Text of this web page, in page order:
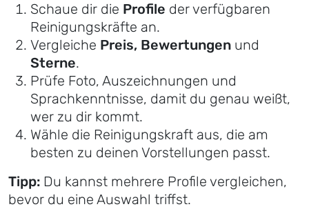
Schaue dir die Profile der verfügbaren
Reinigungskräfte an.
Vergleiche Preis, Bewertungen und
Sterne.
Prüfe Foto, Auszeichnungen und
Sprachkenntnisse, damit du genau weißt,
wer zu dir kommt.
Wähle die Reinigungskraft aus, die am
besten zu deinen Vorstellungen passt.
Tipp: Du kannst mehrere Profile vergleichen,
bevor du eine Auswahl triffst.